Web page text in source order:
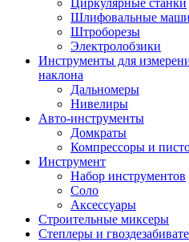
Циркулярные станки
Шлифовальные
Штроборезы
Электролобзики
Инструменты для
наклона
Дальномеры
Нивелиры
Авто-инструменты
Домкраты
Компрессоры и
Инструмент
Набор инструментов
Соло
Аксессуары
Строительные миксеры
Степлеры и